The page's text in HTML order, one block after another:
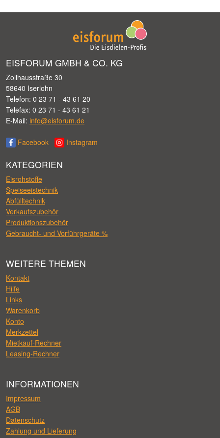
EISFORUM GMBH & CO. KG
Zollhausstraße 30
58640 Iserlohn
Telefon: 0 23 71 - 43 61 20
Telefax: 0 23 71 - 43 61 21
E-Mail: info@eisforum.de
Facebook Instagram
KATEGORIEN
Eisrohstoffe
Speiseeistechnik
Abfülltechnik
Verkaufszubehör
Produktionszubehör
Gebraucht- und Vorführgeräte %
WEITERE THEMEN
Kontakt
Hilfe
Links
Warenkorb
Konto
Merkzettel
Mietkauf-Rechner
Leasing-Rechner
INFORMATIONEN
Impressum
AGB
Datenschutz
Zahlung und Lieferung